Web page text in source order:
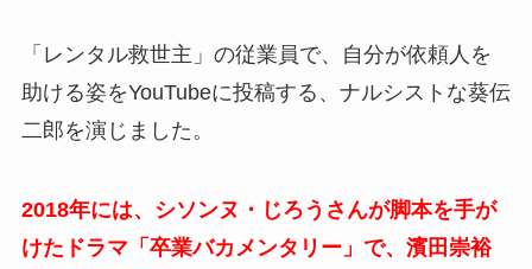
「レンタル救世主」の従業員で、自分が依頼人を
助ける姿をYouTubeに投稿する、ナルシストな葵伝
二郎を演じました。
2018年には、シソンヌ・じろうさんが脚本を手が
けたドラマ「卒業バカメンタリー」で、濱田崇裕